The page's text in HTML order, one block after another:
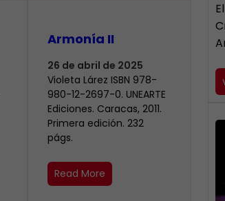
Armonía II
26 de abril de 2025
Violeta Lárez ISBN 978-
980-12-2697-0. UNEARTE
Ediciones. Caracas, 2011.
Primera edición. 232
págs.
Read More